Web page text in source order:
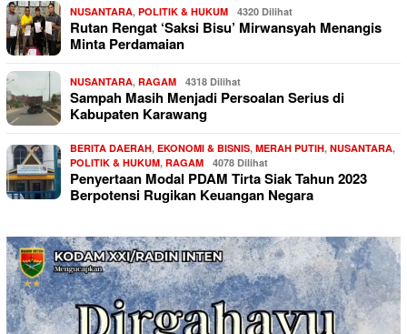
NUSANTARA, POLITIK & HUKUM 4320 Dilihat
Rutan Rengat ‘Saksi Bisu’ Mirwansyah Menangis
Minta Perdamaian
NUSANTARA, RAGAM 4318 Dilihat
Sampah Masih Menjadi Persoalan Serius di
Kabupaten Karawang
BERITA DAERAH, EKONOMI & BISNIS, MERAH PUTIH, NUSANTARA,
POLITIK & HUKUM, RAGAM 4078 Dilihat
Penyertaan Modal PDAM Tirta Siak Tahun 2023
Berpotensi Rugikan Keuangan Negara